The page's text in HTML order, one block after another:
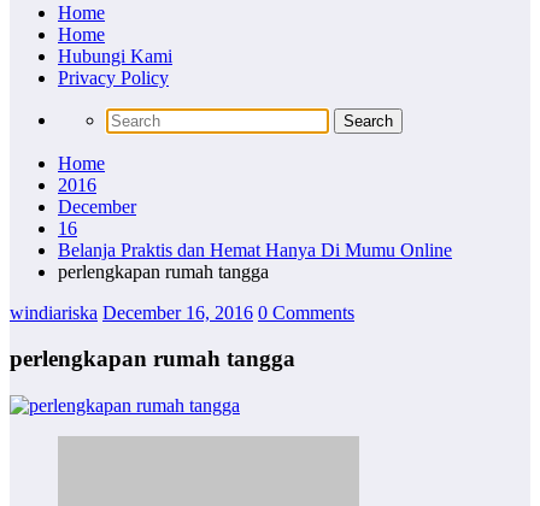
Home
Home
Hubungi Kami
Privacy Policy
Home
2016
December
16
Belanja Praktis dan Hemat Hanya Di Mumu Online
perlengkapan rumah tangga
windiariska December 16, 2016 0 Comments
perlengkapan rumah tangga